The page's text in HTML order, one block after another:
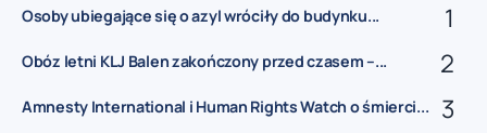
Osoby ubiegające się o azyl wróciły do budynku...
Obóz letni KLJ Balen zakończony przed czasem –...
Amnesty International i Human Rights Watch o śmierci...